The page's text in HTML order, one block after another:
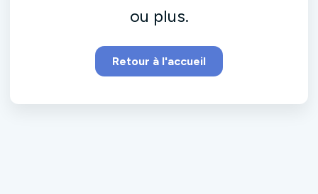
ou plus.
Retour à l'accueil